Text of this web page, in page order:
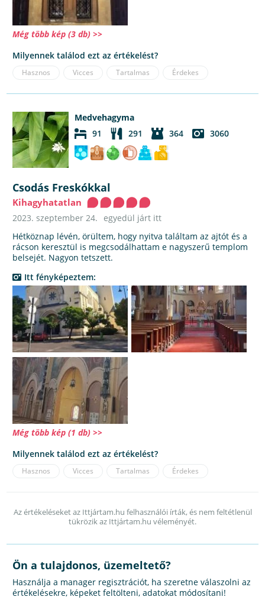
Még több kép (3 db) >>
Milyennek találod ezt az értékelést?
Hasznos Vicces Tartalmas Érdekes
Medvehagyma
91
291 364 3060
Csodás Freskókkal
Kihagyhatatlan
2023. szeptember 24.
egyedül járt itt
Hétköznap lévén, örültem, hogy nyitva találtam az ajtót és a
rácson keresztül is megcsodálhattam e nagyszerű templom
belsejét. Nagyon tetszett.
Itt fényképeztem:
Még több kép (1 db) >>
Milyennek találod ezt az értékelést?
Hasznos Vicces Tartalmas Érdekes
Az értékeléseket az Ittjártam.hu felhasználói írták, és nem feltétlenül
tükrözik az Ittjártam.hu véleményét.
Ön a tulajdonos, üzemeltető?
Használja a manager regisztrációt, ha szeretne válaszolni az
értékelésekre, képeket feltölteni, adatokat módosítani!